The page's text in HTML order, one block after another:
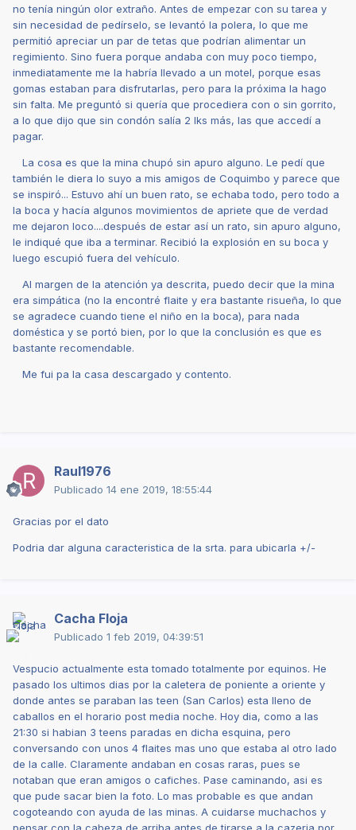
no tenía ningún olor extraño. Antes de empezar con su tarea y
sin necesidad de pedírselo, se levantó la polera, lo que me
permitió apreciar un par de tetas que podrían alimentar un
regimiento. Sino fuera porque andaba con muy poco tiempo,
inmediatamente me la habría llevado a un motel, porque esas
gomas estaban para disfrutarlas, pero para la próxima la hago
sin falta. Me preguntó si quería que procediera con o sin gorrito,
a lo que dijo que sin condón salía 2 lks más, las que accedí a
pagar.
La cosa es que la mina chupó sin apuro alguno. Le pedí que
también le diera lo suyo a mis amigos de Coquimbo y parece que
se inspiró... Estuvo ahí un buen rato, se echaba todo, pero todo a
la boca y hacía algunos movimientos de apriete que de verdad
me dejaron loco....después de estar así un rato, sin apuro alguno,
le indiqué que iba a terminar. Recibió la explosión en su boca y
luego escupió fuera del vehículo.
Al margen de la atención ya descrita, puedo decir que la mina
era simpática (no la encontré flaite y era bastante risueña, lo que
se agradece cuando tiene el niño en la boca), para nada
doméstica y se portó bien, por lo que la conclusión es que es
bastante recomendable.
Me fui pa la casa descargado y contento.
Raul1976
Publicado 14 ene 2019, 18:55:44
Gracias por el dato
Podria dar alguna caracteristica de la srta. para ubicarla +/-
Cacha Floja
Publicado 1 feb 2019, 04:39:51
Vespucio actualmente esta tomado totalmente por equinos. He
pasado los ultimos dias por la caletera de poniente a oriente y
donde antes se paraban las teen (San Carlos) esta lleno de
caballos en el horario post media noche. Hoy dia, como a las
21:30 si habian 3 teens paradas en dicha esquina, pero
conversando con unos 4 flaites mas uno que estaba al otro lado
de la calle. Claramente andaban en cosas raras, pues se
notaban que eran amigos o cafiches. Pase caminando, asi es
que pude sacar bien la foto. Lo mas probable es que andan
cogoteando con ayuda de las minas. A cuidarse muchachos y
pensar con la cabeza de arriba antes de tirarse a la cazeria por